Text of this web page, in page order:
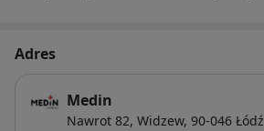
Adres
Medin
Nawrot 82, Widzew, 90-046 Łódź